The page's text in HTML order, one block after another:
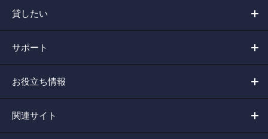
貸したい
サポート
お役立ち情報
関連サイト